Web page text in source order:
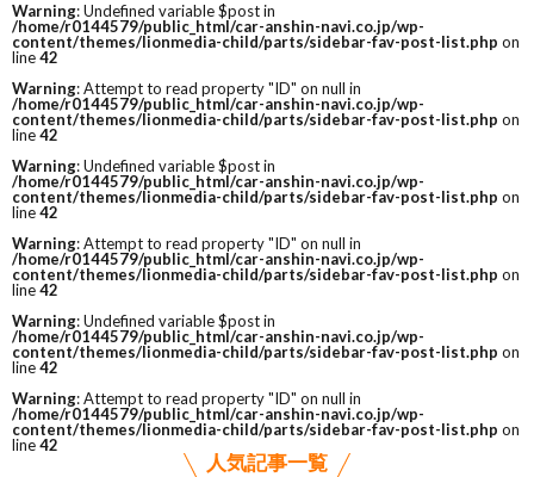
Warning: Undefined variable $post in
/home/r0144579/public_html/car-anshin-navi.co.jp/wp-
content/themes/lionmedia-child/parts/sidebar-fav-post-list.php on
line42
Warning: Attempt to read property "ID" on null in
/home/r0144579/public_html/car-anshin-navi.co.jp/wp-
content/themes/lionmedia-child/parts/sidebar-fav-post-list.php on
line42
Warning: Undefined variable $post in
/home/r0144579/public_html/car-anshin-navi.co.jp/wp-
content/themes/lionmedia-child/parts/sidebar-fav-post-list.php on
line42
Warning: Attempt to read property "ID" on null in
/home/r0144579/public_html/car-anshin-navi.co.jp/wp-
content/themes/lionmedia-child/parts/sidebar-fav-post-list.php on
line42
Warning: Undefined variable $post in
/home/r0144579/public_html/car-anshin-navi.co.jp/wp-
content/themes/lionmedia-child/parts/sidebar-fav-post-list.php on
line42
Warning: Attempt to read property "ID" on null in
/home/r0144579/public_html/car-anshin-navi.co.jp/wp-
content/themes/lionmedia-child/parts/sidebar-fav-post-list.php on
line42
人気記事一覧